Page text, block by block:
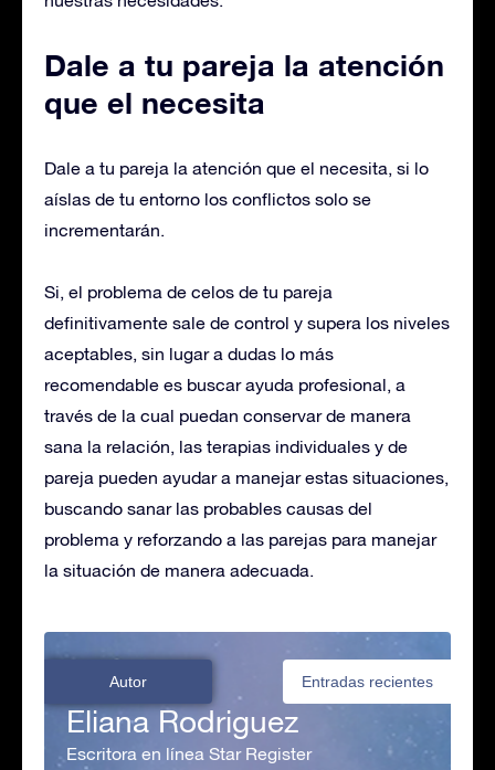
Dale a tu pareja la atención
que el necesita
Dale a tu pareja la atención que el necesita, si lo
aíslas de tu entorno los conflictos solo se
incrementarán.
Si, el problema de celos de tu pareja
definitivamente sale de control y supera los niveles
aceptables, sin lugar a dudas lo más
recomendable es buscar ayuda profesional, a
través de la cual puedan conservar de manera
sana la relación, las terapias individuales y de
pareja pueden ayudar a manejar estas situaciones,
buscando sanar las probables causas del
problema y reforzando a las parejas para manejar
la situación de manera adecuada.
Autor Entradas recientes
Eliana Rodriguez
Escritora en línea Star Register